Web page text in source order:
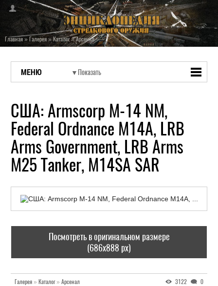
Главная»Галерея»Каталог»Арсенал
МЕНЮ
США: Armscorp M-14 NM,
Federal Ordnance M14A, LRB
Arms Government, LRB Arms
M25 Tanker, M14SA SAR
Посмотреть в оригинальном размере
(686x888 px)
Галерея » Каталог» Арсенал 3122 0